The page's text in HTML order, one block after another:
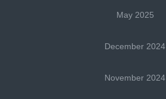
May 2025
December 2024
November 2024